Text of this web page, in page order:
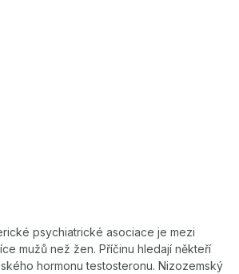
psychiatrické asociace je mezi
mužů než žen. Příčinu hledají někteří
hormonu testosteronu. Nizozemský